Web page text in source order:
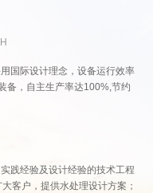
国际设计理念，设备运行效率
备，自主生产率达100%,节约
践经验及设计经验的技术工程
客户，提供水处理设计方案；